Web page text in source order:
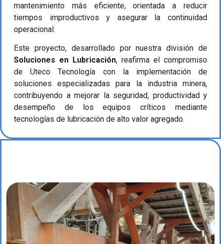
mantenimiento más eficiente, orientada a reducir
tiempos improductivos y asegurar la continuidad
operacional.
Este proyecto, desarrollado por nuestra división de
Soluciones en Lubricación, reafirma el compromiso
de Uteco Tecnología con la implementación de
soluciones especializadas para la industria minera,
contribuyendo a mejorar la seguridad, productividad y
desempeño de los equipos críticos mediante
tecnologías de lubricación de alto valor agregado.